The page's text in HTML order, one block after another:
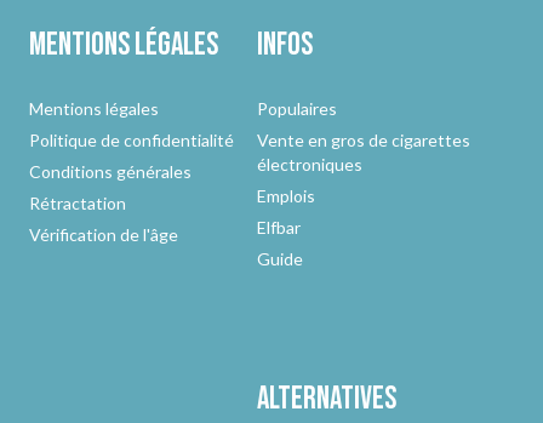
Mentions légales
Mentions légales
Politique de confidentialité
Conditions générales
Rétractation
Vérification de l'âge
Infos
Populaires
Vente en gros de cigarettes
électroniques
Emplois
Elfbar
Guide
Alternatives